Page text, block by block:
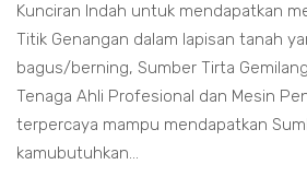
Kunciran Indah untuk mendapatkan
Titik Genangan dalam lapisan tanah
bagus/berning, Sumber Tirta
Tenaga Ahli Profesional dan Mesin
terpercaya mampu mendapatkan
kamubutuhkan...